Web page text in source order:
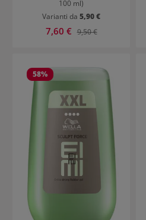
100 ml)
Varianti da 5,90 €
Prezzo di vendita:
7,60 € Prezzo normale:
9,50 €
58%